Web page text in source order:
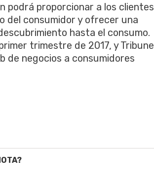
podrá proporcionar a los clientes
del consumidor y ofrecer una
hasta el consumo.
trimestre de 2017, y Tribune
de negocios a consumidores